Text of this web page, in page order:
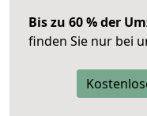
Bis zu 60 % der
finden Sie nur bei